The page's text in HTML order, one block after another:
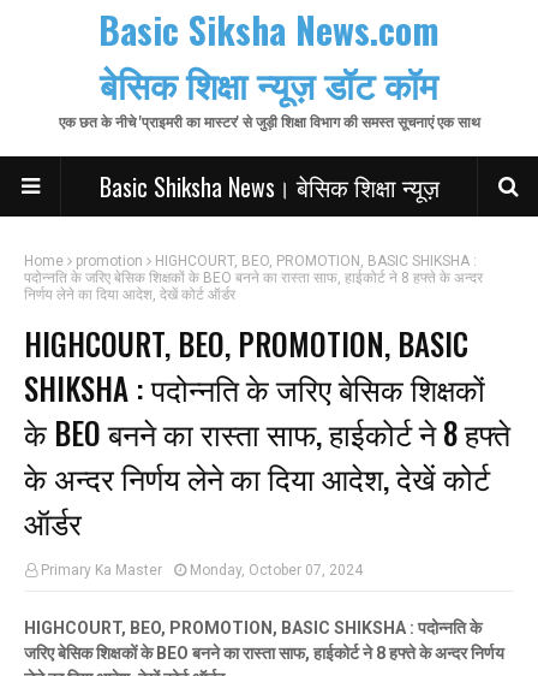
Basic Siksha News.com
बेसिक शिक्षा न्यूज़ डॉट कॉम
एक छत के नीचे 'प्राइमरी का मास्टर' से जुड़ी शिक्षा विभाग की समस्त सूचनाएं एक साथ
Basic Shiksha News। बेसिक शिक्षा न्यूज़
Home promotion
HIGHCOURT, BEO, PROMOTION, BASIC SHIKSHA :
पदोन्नति के जरिए बेसिक शिक्षकों के BEO बनने का रास्ता साफ, हाईकोर्ट ने 8 हफ्ते के अन्दर
निर्णय लेने का दिया आदेश, देखें कोर्ट ऑर्डर
HIGHCOURT, BEO, PROMOTION, BASIC
SHIKSHA : पदोन्नति के जरिए बेसिक शिक्षकों
के BEO बनने का रास्ता साफ, हाईकोर्ट ने 8 हफ्ते
के अन्दर निर्णय लेने का दिया आदेश, देखें कोर्ट
ऑर्डर
Primary Ka Master Monday, October 07, 2024
HIGHCOURT, BEO, PROMOTION, BASIC SHIKSHA : पदोन्नति के
जरिए बेसिक शिक्षकों के BEO बनने का रास्ता साफ, हाईकोर्ट ने 8 हफ्ते के अन्दर निर्णय